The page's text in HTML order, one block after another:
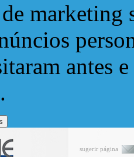
marketing
antes
sugerir página